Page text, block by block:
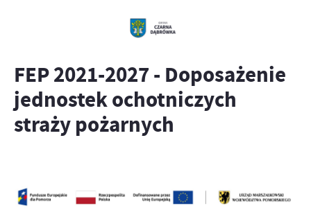
FEP 2021-2027 - Doposażenie
jednostek ochotniczych
straży pożarnych